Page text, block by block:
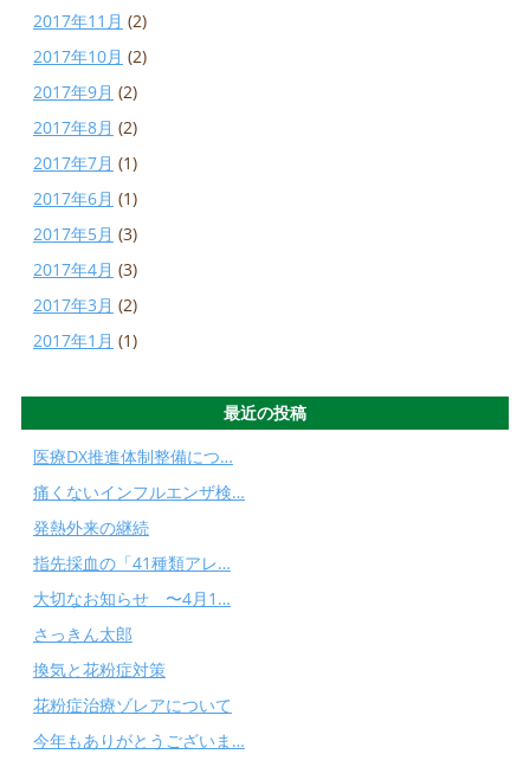
2017年11月 (2)
2017年10月 (2)
2017年9月 (2)
2017年8月 (2)
2017年7月 (1)
2017年6月 (1)
2017年5月 (3)
2017年4月 (3)
2017年3月 (2)
2017年1月 (1)
最近の投稿
医療DX推進体制整備につ…
痛くないインフルエンザ検…
発熱外来の継続
指先採血の「41種類アレ…
大切なお知らせ 〜4月1…
さっきん太郎
換気と花粉症対策
花粉症治療ゾレアについて
今年もありがとうございま…